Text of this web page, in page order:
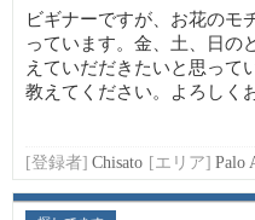
ビギナーですが、お花のモ
っています。金、土、日の
えていだだきたいと思って
教えてください。よろしく
[登録者] Chisato [エリア] Palo